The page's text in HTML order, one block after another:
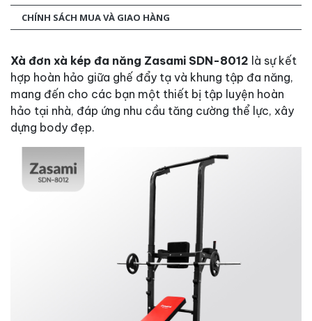
CHÍNH SÁCH MUA VÀ GIAO HÀNG
Xà đơn xà kép đa năng Zasami SDN-8012 là sự kết
hợp hoàn hảo giữa ghế đẩy tạ và khung tập đa năng,
mang đến cho các bạn một thiết bị tập luyện hoàn
hảo tại nhà, đáp ứng nhu cầu tăng cường thể lực, xây
dựng body đẹp.